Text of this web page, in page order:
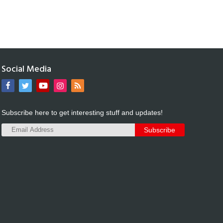
Social Media
Subscribe here to get interesting stuff and updates!